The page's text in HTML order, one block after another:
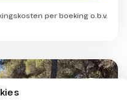
per boeking o.b.v.